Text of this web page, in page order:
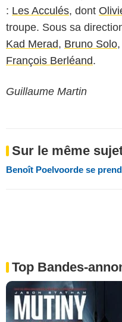
: Les Acculés, dont
troupe. Sous sa
Kad Merad, Bruno Solo,
François Berléand.
Guillaume Martin
Sur le même
Benoît Poelvoorde se
Top Bandes-